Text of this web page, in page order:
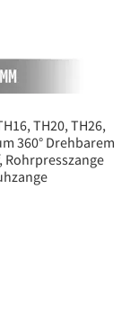
TH20, TH26,
360° Drehbarem
Rohrpresszange